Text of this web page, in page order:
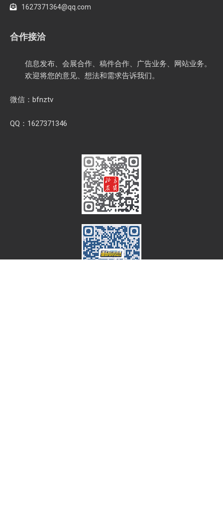
1627371364@qq.com
合作接洽
信息发布、会展合作、稿件合作、广告业务、网站业务。
欢迎将您的意见、想法和需求告诉我们。
微信：bfnztv
QQ：1627371346